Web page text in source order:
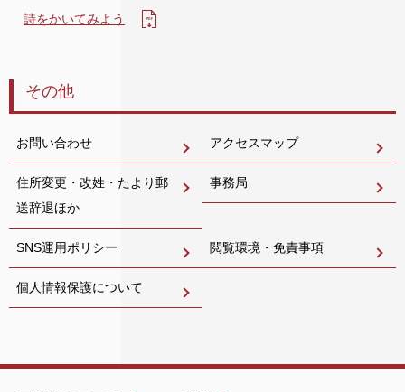
詩をかいてみよう
その他
お問い合わせ アクセスマップ
住所変更・改姓・たより郵
送辞退ほか
事務局
SNS運用ポリシー 閲覧環境・免責事項
個人情報保護について